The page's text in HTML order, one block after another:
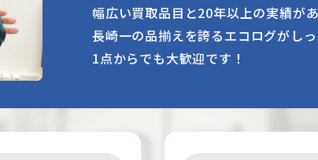
幅広い買取品目と20年以上の実績があ
長崎一の品揃えを誇るエコログがし
1点からでも大歓迎です！